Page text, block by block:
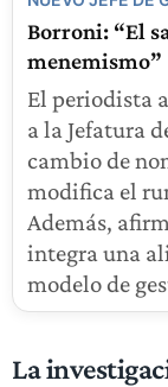
Borroni: “El
menemismo”
El periodista
a la Jefatura
cambio de
modifica el
Además,
integra una
modelo de
La